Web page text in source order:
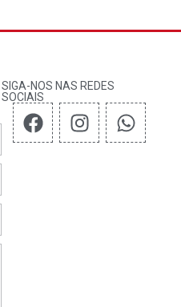
SIGA-NOS NAS REDES
SOCIAIS